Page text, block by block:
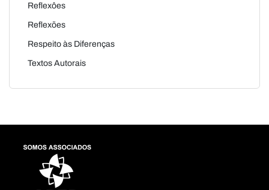
Reflexôes
Reflexões
Respeito às Diferenças
Textos Autorais